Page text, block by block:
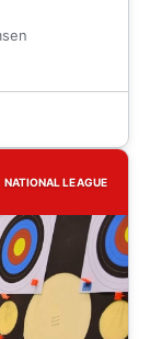
NATIONAL LEAGUE